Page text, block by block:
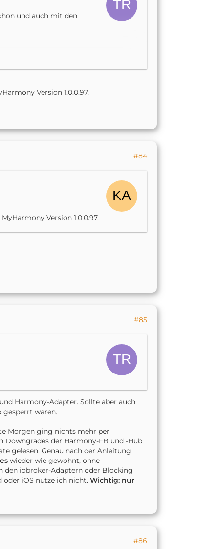
und auch mit den
API controls. While
allow access to local
tool:
Version 1.0.0.97.
#84
Version 1.0.0.97.
#85
Harmony-Adapter. Sollte aber auch
gesperrt waren.
Morgen ging nichts mehr per
Downgrades der Harmony-FB und -Hub
gelesen. Genau nach der Anleitung
wieder wie gewohnt, ohne
den iobroker-Adaptern oder Blocking
oder iOS nutze ich nicht. Wichtig: nur
#86